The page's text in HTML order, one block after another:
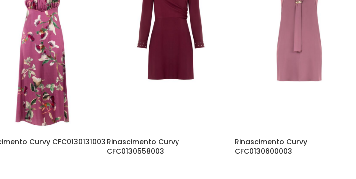
Curvy CFC0130131003Rinascimento Curvy
CFC0130558003
Rinascimento Curvy
CFC0130600003